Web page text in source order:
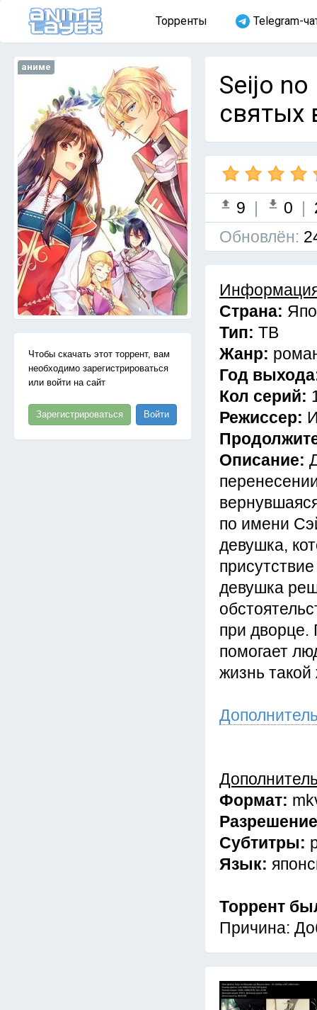
Торренты Telegram-
аниме
Чтобы скачать этот торрент, вам
необходимо зарегистрироваться
или войти на сайт
Зарегистрироваться Войти
Seijo
святых
9 | 0 |
Обновлён:
Страна:
Тип: ТВ
Жанр:
Год
Кол серий:
Режиссер:
Описание:
по имени
девушка,
девушка
при дворце.
помогает
жизнь
Формат:
Субтитры:
Язык:
Торрент
Причина: